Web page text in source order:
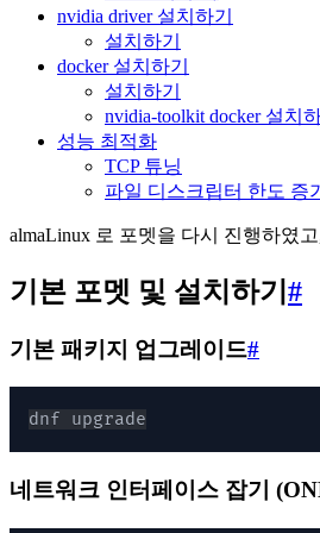
nvidia driver 설치하기
설치하기
docker 설치하기
설치하기
nvidia-toolkit docker 설치하
성능 최적화
TCP 튜닝
파일 디스크립터 한도 증
almaLinux 로 포멧을 다시 진행하였
기본 포멧 및 설치하기 #
기본 패키지 업그레이드#
dnf upgrade
네트워크 인터페이스 잡기